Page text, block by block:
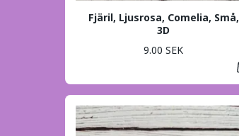
Fjäril, Ljusrosa, Comelia, Små,
3D
9.00 SEK